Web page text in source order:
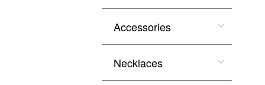
Accessories
Necklaces